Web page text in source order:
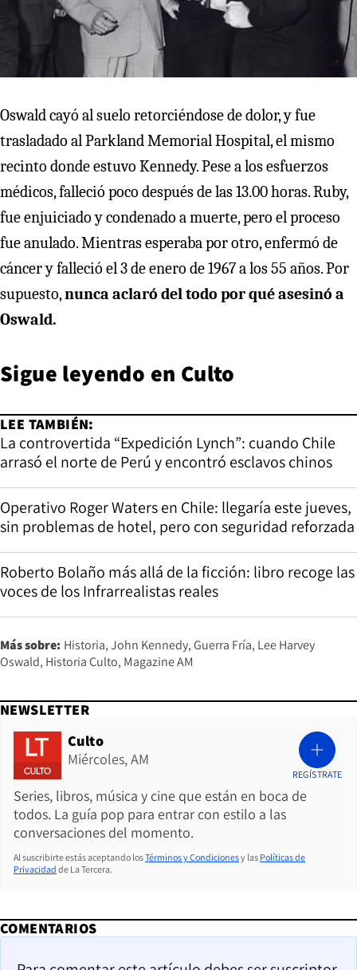
Oswald cayó al suelo retorciéndose de dolor, y fue
trasladado al Parkland Memorial Hospital, el mismo
recinto donde estuvo Kennedy. Pese a los esfuerzos
médicos, falleció poco después de las 13.00 horas. Ruby,
fue enjuiciado y condenado a muerte, pero el proceso
fue anulado. Mientras esperaba por otro, enfermó de
cáncer y falleció el 3 de enero de 1967 a los 55 años. Por
supuesto,nunca aclaró del todo por qué asesinó a
Oswald.
Sigue leyendo en Culto
LEE TAMBIÉN:
La controvertida “Expedición Lynch”: cuando Chile
arrasó el norte de Perú y encontró esclavos chinos
Operativo Roger Waters en Chile: llegaría este jueves,
sin problemas de hotel, pero con seguridad reforzada
Roberto Bolaño más allá de la ficción: libro recoge las
voces de los Infrarrealistas reales
Más sobre: Historia John Kennedy Guerra Fría Lee Harvey
Oswald Historia Culto Magazine AM
NEWSLETTER
Culto
Miércoles, AM
Series, libros, música y cine que están en boca de
todos. La guía pop para entrar con estilo a las
conversaciones del momento.
REGÍSTRATE
Al suscribirte estás aceptando losTérminos y Condicionesy las Políticas de
Privacidad de La Tercera.
COMENTARIOS